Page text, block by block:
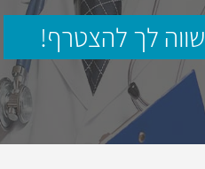
שווה לך להצטרף!